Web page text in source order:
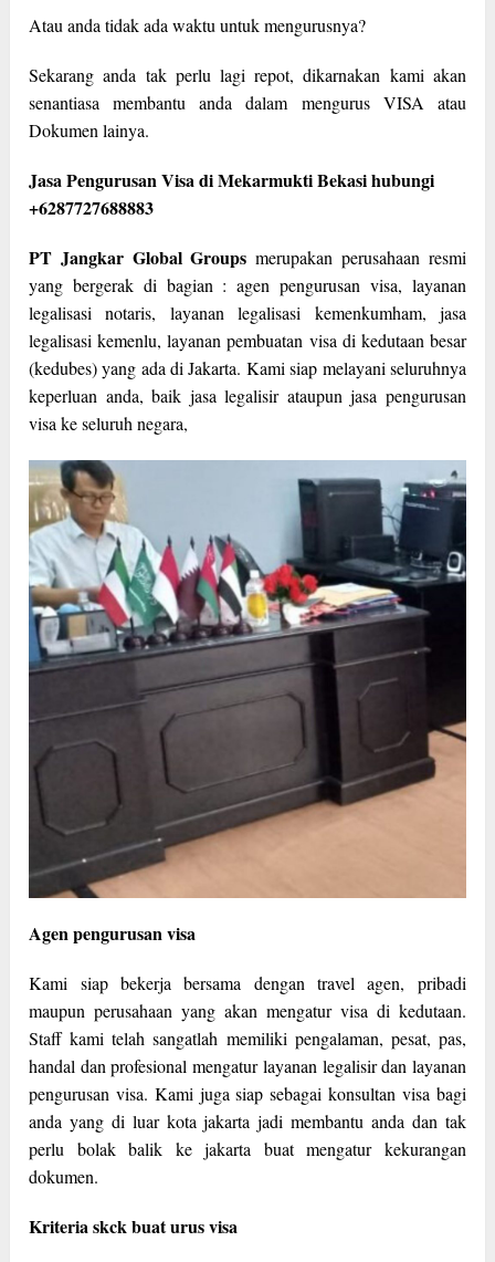
Atau anda tidak ada waktu untuk mengurusnya?
Sekarang anda tak perlu lagi repot, dikarnakan kami akan
senantiasa membantu anda dalam mengurus VISA atau
Dokumen lainya.
Jasa Pengurusan Visa di Mekarmukti Bekasi hubungi
+6287727688883
PT Jangkar Global Groups merupakan perusahaan resmi
yang bergerak di bagian : agen pengurusan visa, layanan
legalisasi notaris, layanan legalisasi kemenkumham, jasa
legalisasi kemenlu, layanan pembuatan visa di kedutaan besar
(kedubes) yang ada di Jakarta. Kami siap melayani seluruhnya
keperluan anda, baik jasa legalisir ataupun jasa pengurusan
visa ke seluruh negara,
Agen pengurusan visa
Kami siap bekerja bersama dengan travel agen, pribadi
maupun perusahaan yang akan mengatur visa di kedutaan.
Staff kami telah sangatlah memiliki pengalaman, pesat, pas,
handal dan profesional mengatur layanan legalisir dan layanan
pengurusan visa. Kami juga siap sebagai konsultan visa bagi
anda yang di luar kota jakarta jadi membantu anda dan tak
perlu bolak balik ke jakarta buat mengatur kekurangan
dokumen.
Kriteria skck buat urus visa